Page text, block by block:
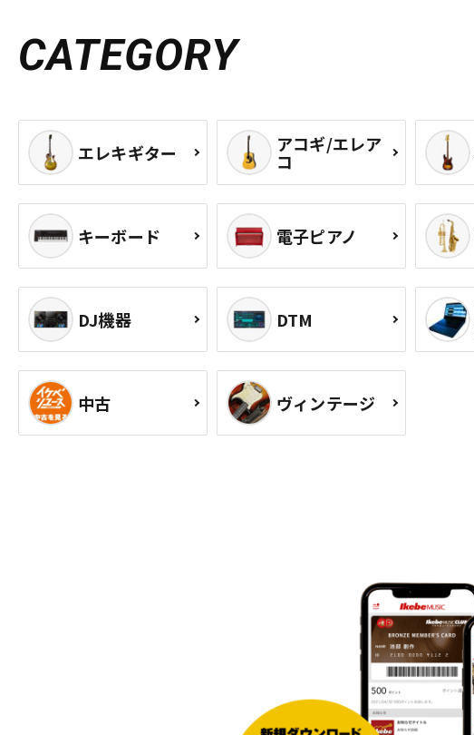
CATEGORY
エレキギター アコギ/エレア
コ
キーボード 電子ピアノ
DJ機器 DTM
中古 ヴィンテージ